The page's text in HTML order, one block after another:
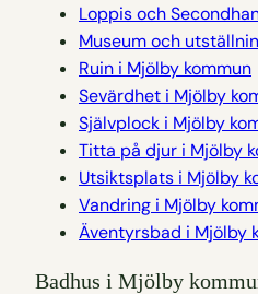
Loppis och
Museum och
Ruin i Mjölby kommun
Sevärdhet i Mjölby
Självplock i Mjölby
Titta på djur i Mjölby
Utsiktsplats i Mjölby
Vandring i Mjölby
Äventyrsbad i Mjölby
Badhus i Mjölby